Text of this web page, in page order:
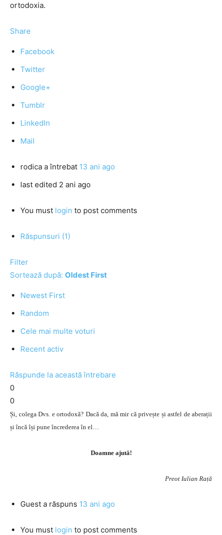
ortodoxia.
Share
Facebook
Twitter
Google+
Tumblr
LinkedIn
Mail
rodica a întrebat 13 ani ago
last edited 2 ani ago
You must login to post comments
Răspunsuri (1)
Filter
Sortează după: Oldest First
Newest First
Random
Cele mai multe voturi
Recent activ
Răspunde la această întrebare
0
0
Și, colega Dvs. e ortodoxă? Dacă da, mă mir că privește și astfel de aberații
și încă își pune încrederea în el…
Doamne ajută!
Preot Iulian Rață
Guest a răspuns 13 ani ago
You must login to post comments